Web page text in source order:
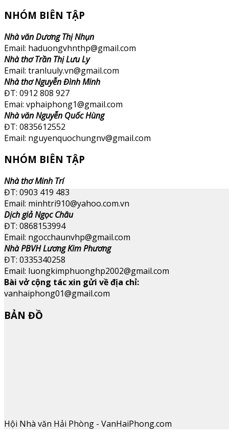
NHÓM BIÊN TẬP
Nhà văn Dương Thị Nhụn
Email: haduongvhnthp@gmail.com
Nhà thơ Trần Thị Lưu Ly
Email: tranluuly.vn@gmail.com
Nhà thơ Nguyễn Đình Minh
ĐT: 0912 808 927
Emai: vphaiphong1@gmail.com
Nhà văn Nguyễn Quốc Hùng
ĐT: 0835612552
Email: nguyenquochungnv@gmail.com
NHÓM BIÊN TẬP
Nhà thơ Minh Trí
ĐT: 0903 419 483
Email: minhtri910@yahoo.com.vn
Dịch giả Ngọc Châu
ĐT: 0868153994
Email: ngocchaunvhp@gmail.com
Nhà PBVH Lương Kim Phương
ĐT: 0335340258
Email: luongkimphuonghp2002@gmail.com
Bài vở cộng tác xin gửi về địa chỉ:
vanhaiphong01@gmail.com
BẢN ĐỒ
Hội Nhà văn Hải Phòng - VanHaiPhong.com